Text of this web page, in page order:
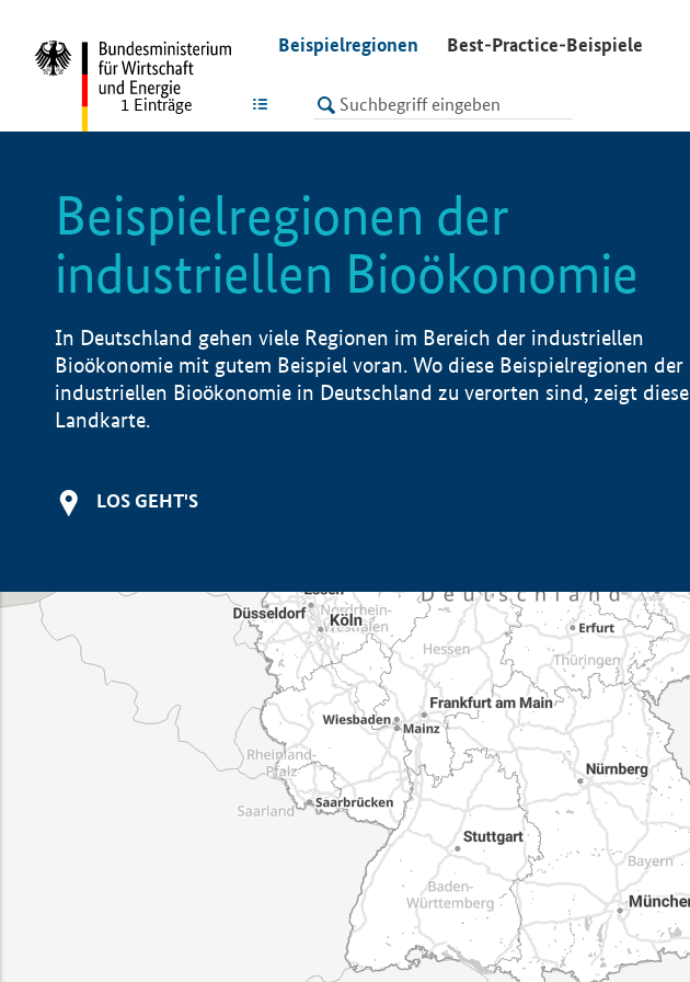
Beispielregionen Best-Practice-Beispiele
LISTE
1 Einträge
Beispielregionen der
industriellen Bioökonomie
In Deutschland gehen viele Regionen im Bereich der industriellen
Bioökonomie mit gutem Beispiel voran. Wo diese Beispielregionen der
industriellen Bioökonomie in Deutschland zu verorten sind, zeigt diese
Landkarte.
LOS GEHT'S